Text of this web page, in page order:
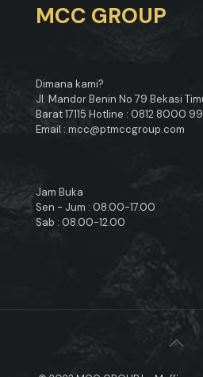
MCC GROUP
Dimana kami?
Jl. Mandor Benin No 79 Bekasi
Barat 17115 Hotline : 0812 8000
Email : mcc@ptmccgroup.com
Jam Buka
Sen - Jum : 08.00-17.00
Sab : 08.00-12.00